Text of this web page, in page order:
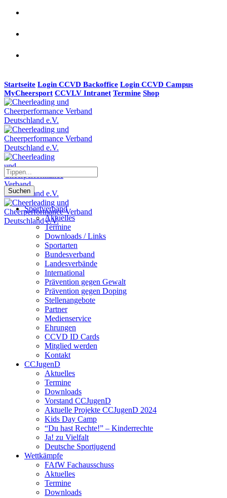
Startseite Login CCVD Backoffice Login CCVD Campus
MyCheersport CCVLV Intranet Termine Shop
Suchen
Sportverband
Aktuelles
Termine
Downloads / Links
Sportarten
Bundesverband
Landesverbände
International
Prävention gegen Gewalt
Prävention gegen Doping
Stellenangebote
Partner
Medienservice
Ehrungen
CCVD ID Cards
Mitglied werden
Kontakt
CCJugenD
Aktuelles
Termine
Downloads
Vorstand CCJugenD
Aktuelle Projekte CCJugenD 2024
Kids Day Camp
“Du hast Rechte!” – Kinderrechte
Ja! zu Vielfalt
Deutsche Sportjugend
Wettkämpfe
FAfW Fachausschuss
Aktuelles
Termine
Downloads